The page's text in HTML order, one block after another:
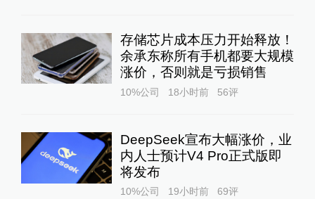
存储芯片成本压力开始释放！
余承东称所有手机都要大规模
涨价，否则就是亏损销售
10%公司 18小时前 56评
DeepSeek宣布大幅涨价，业
内人士预计V4 Pro正式版即
将发布
10%公司 19小时前 69评